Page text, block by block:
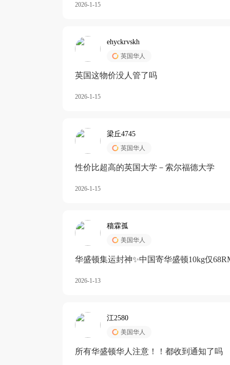
2026-1-15
ehyckrvskh
英国华人
英国这物价没人管了吗
2026-1-15
梁丘4745
英国华人
性价比超高的英国大学－索尔福德大学
2026-1-15
穑霖孤
美国华人
华盛顿集运封神✨中国寄华盛顿10kg仅
2026-1-13
江2580
美国华人
所有华盛顿华人注意！！都收到通知了吗